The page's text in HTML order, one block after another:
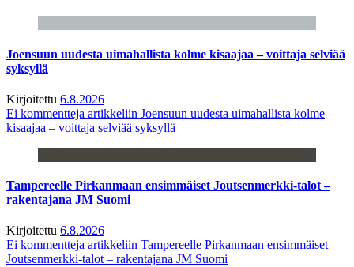
Joensuun uudesta uimahallista kolme kisaajaa – voittaja selviää
syksyllä
Kirjoitettu 6.8.2026
Ei kommentteja artikkeliin Joensuun uudesta uimahallista kolme
kisaajaa – voittaja selviää syksyllä
Tampereelle Pirkanmaan ensimmäiset Joutsenmerkki-talot –
rakentajana JM Suomi
Kirjoitettu 6.8.2026
Ei kommentteja artikkeliin Tampereelle Pirkanmaan ensimmäiset
Joutsenmerkki-talot – rakentajana JM Suomi